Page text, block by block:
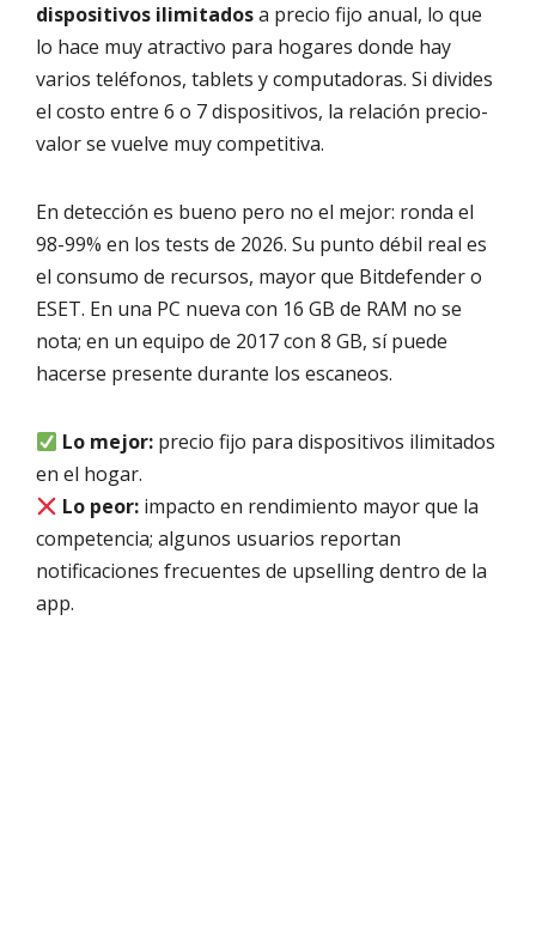
dispositivos ilimitadosa precio fijo anual, lo que
lo hace muy atractivo para hogares donde hay
varios teléfonos, tablets y computadoras. Si divides
el costo entre 6 o 7 dispositivos, la relación precio-
valor se vuelve muy competitiva.
En detección es bueno pero no el mejor: ronda el
98-99% en los tests de 2026. Su punto débil real es
el consumo de recursos, mayor que Bitdefender o
ESET. En una PC nueva con 16 GB de RAM no se
nota; en un equipo de 2017 con 8 GB, sí puede
hacerse presente durante los escaneos.
Lo mejor: precio fijo para dispositivos ilimitados
en el hogar.
Lo peor: impacto en rendimiento mayor que la
competencia; algunos usuarios reportan
notificaciones frecuentes de upselling dentro de la
app.